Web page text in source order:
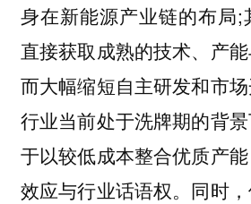
身在新能源产业链的布局;
直接获取成熟的技术、产
而大幅缩短自主研发和市
行业当前处于洗牌期的背
于以较低成本整合优质产
效应与行业话语权。同时